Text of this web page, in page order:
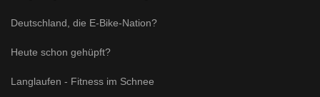
Deutschland, die E-Bike-Nation?
Heute schon gehüpft?
Langlaufen - Fitness im Schnee